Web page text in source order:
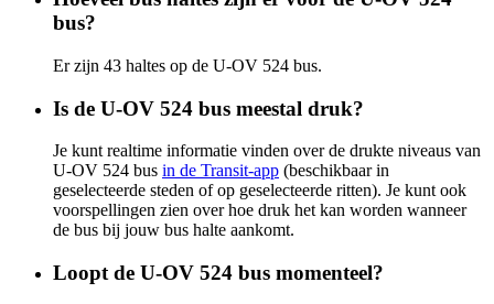
bus?
Er zijn 43 haltes op de U-OV 524 bus.
Is de U-OV 524 bus meestal druk?
Je kunt realtime informatie vinden over de drukte niveaus van
U-OV 524 bus in de Transit-app (beschikbaar in
geselecteerde steden of op geselecteerde ritten). Je kunt ook
voorspellingen zien over hoe druk het kan worden wanneer
de bus bij jouw bus halte aankomt.
Loopt de U-OV 524 bus momenteel?